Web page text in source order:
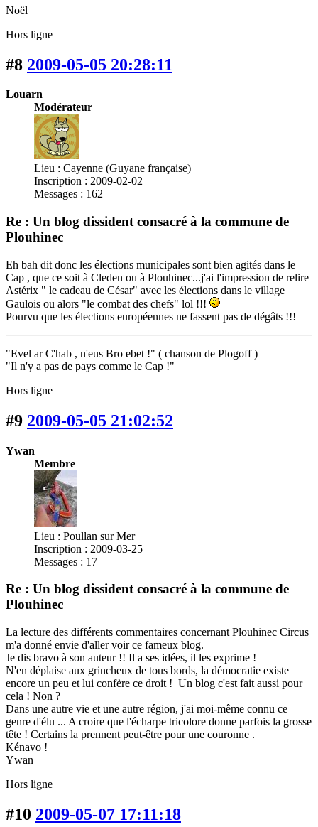
Noël
Hors ligne
#8 2009-05-05 20:28:11
Louarn
Modérateur
Lieu : Cayenne (Guyane française)
Inscription : 2009-02-02
Messages : 162
Re : Un blog dissident consacré à la commune de
Plouhinec
Eh bah dit donc les élections municipales sont bien agités dans le
Cap , que ce soit à Cleden ou à Plouhinec...j'ai l'impression de relire
Astérix " le cadeau de César" avec les élections dans le village
Gaulois ou alors "le combat des chefs" lol !!!
Pourvu que les élections européennes ne fassent pas de dégâts !!!
"Evel ar C'hab , n'eus Bro ebet !" ( chanson de Plogoff )
"Il n'y a pas de pays comme le Cap !"
Hors ligne
#9 2009-05-05 21:02:52
Ywan
Membre
Lieu : Poullan sur Mer
Inscription : 2009-03-25
Messages : 17
Re : Un blog dissident consacré à la commune de
Plouhinec
La lecture des différents commentaires concernant Plouhinec Circus
m'a donné envie d'aller voir ce fameux blog.
Je dis bravo à son auteur !! Il a ses idées, il les exprime !
N'en déplaise aux grincheux de tous bords, la démocratie existe
encore un peu et lui confère ce droit ! Un blog c'est fait aussi pour
cela ! Non ?
Dans une autre vie et une autre région, j'ai moi-même connu ce
genre d'élu ... A croire que l'écharpe tricolore donne parfois la grosse
tête ! Certains la prennent peut-être pour une couronne .
Kénavo !
Ywan
Hors ligne
#10 2009-05-07 17:11:18